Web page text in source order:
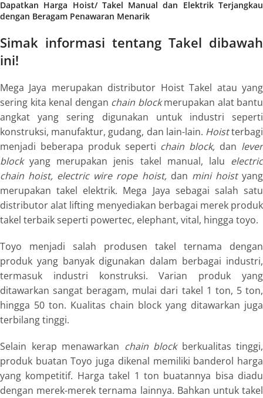
Dapatkan Harga Hoist/ Takel Manual dan Elektrik Terjangkau
dengan Beragam Penawaran Menarik
Simak informasi tentang Takel dibawah
ini!
Mega Jaya merupakan distributor Hoist Takel atau yang
sering kita kenal dengan chain blockmerupakan alat bantu
angkat yang sering digunakan untuk industri seperti
konstruksi, manufaktur, gudang, dan lain-lain. Hoistterbagi
menjadi beberapa produk seperti chain block, dan lever
blockyang merupakan jenis takel manual, lalu electric
chain hoist, electric wire rope hoist,dan mini hoistyang
merupakan takel elektrik. Mega Jaya sebagai salah satu
distributor alat lifting menyediakan berbagai merek produk
takel terbaik seperti powertec, elephant, vital, hingga toyo.
Toyo menjadi salah produsen takel ternama dengan
produk yang banyak digunakan dalam berbagai industri,
termasuk industri konstruksi. Varian produk yang
ditawarkan sangat beragam, mulai dari takel 1 ton, 5 ton,
hingga 50 ton. Kualitas chain block yang ditawarkan juga
terbilang tinggi.
Selain kerap menawarkan chain blockberkualitas tinggi,
produk buatan Toyo juga dikenal memiliki banderol harga
yang kompetitif. Harga takel 1 ton buatannya bisa diadu
dengan merek-merek ternama lainnya. Bahkan untuk takel